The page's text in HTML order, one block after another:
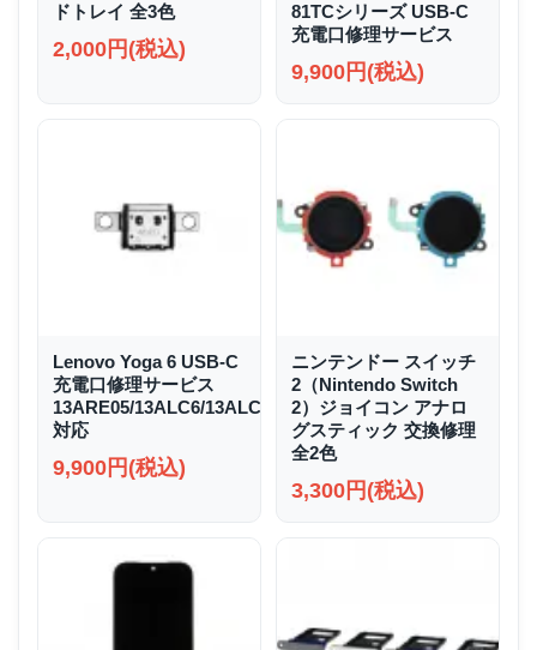
ドトレイ 全3色
2,000円(税込)
81TCシリーズ USB-C
充電口修理サービス
9,900円(税込)
Lenovo Yoga 6 USB-C
充電口修理サービス
13ARE05/13ALC6/13ALC7/13ABR8
対応
9,900円(税込)
ニンテンドー スイッチ
2（Nintendo Switch
2）ジョイコン アナロ
グスティック 交換修理
全2色
3,300円(税込)